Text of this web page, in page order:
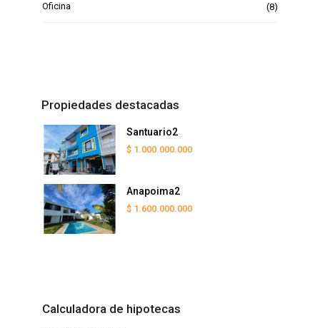
Oficina (8)
Propiedades destacadas
Santuario2
$ 1.000.000.000
Anapoima2
$ 1.600.000.000
Calculadora de hipotecas